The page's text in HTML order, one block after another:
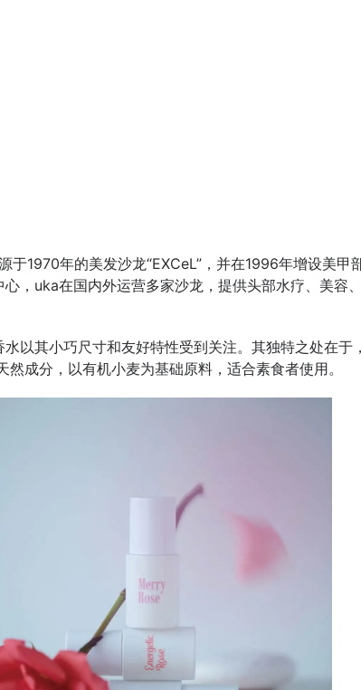
于1970年的美发沙龙“EXCeL”，并在1996年增设美
心，uka在国内外运营多家沙龙，提供头部水疗、美容
以其小巧尺寸和友好特性受到关注。其独特之处在
成分，以有机小麦为基础原料，适合素食者使用。